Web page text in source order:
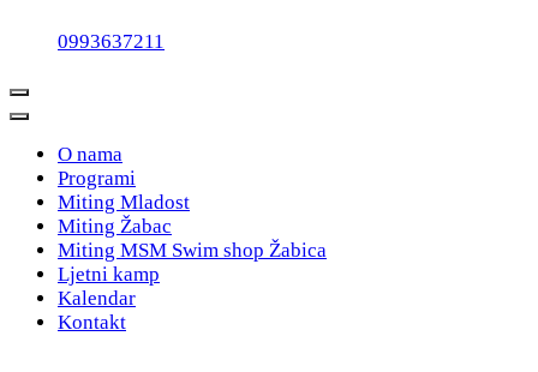
0993637211
O nama
Programi
Miting Mladost
Miting Žabac
Miting MSM Swim shop Žabica
Ljetni kamp
Kalendar
Kontakt